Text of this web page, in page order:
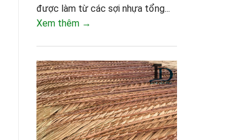
được làm từ các sợi nhựa tổng...
Xem thêm →